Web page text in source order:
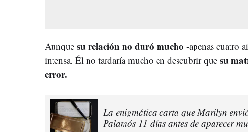
Aunque su relación no duró mucho -apenas cuatro
intensa. Él no tardaría mucho en descubrir que su
error.
La enigmática carta que Marilyn
Palamós 11 días antes de aparecer